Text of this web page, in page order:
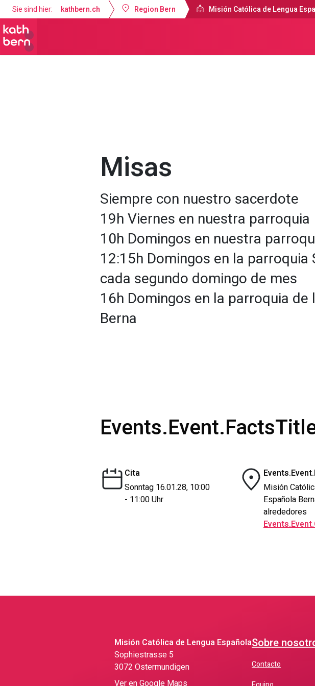
Sie sind hier: kathbern.ch Region Bern Misión Católica de Lengua
Misas
Siempre con nuestro sacerdote
19h Viernes en nuestra parroquia
10h Domingos en nuestra
12:15h Domingos en la parroquia
cada segundo domingo de mes
16h Domingos en la parroquia de
Berna
Cita
Sonntag 16.01.28, 10:00
- 11:00 Uhr
Misión
Española
alrededores
Misión Católica de Lengua Española
Sophiestrasse 5
3072 Ostermundigen
Ver en Google Maps
Sobre
Contacto